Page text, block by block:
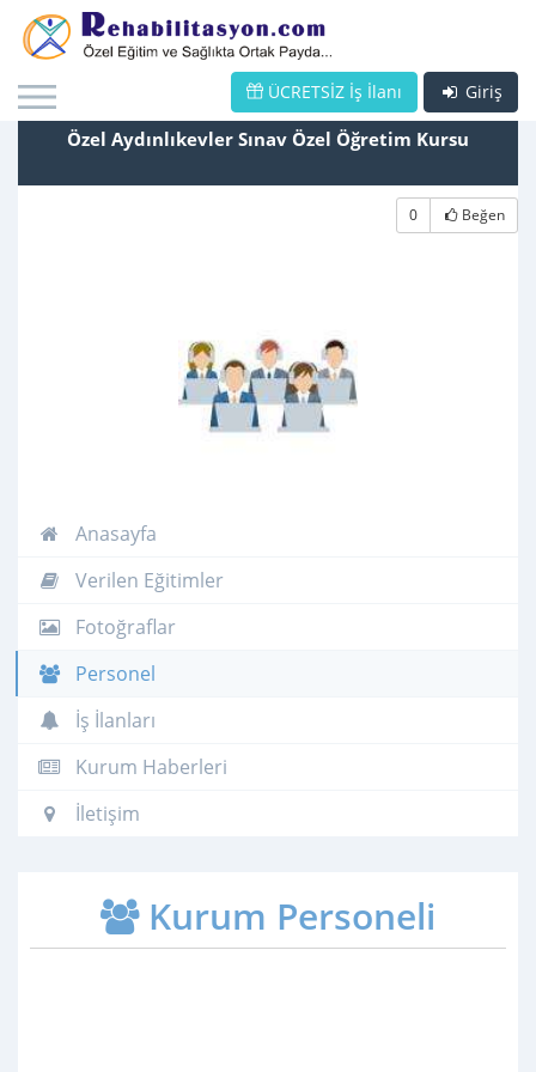
Giriş
ÜCRETSİZ İş İlanı
Özel Aydınlıkevler Sınav Özel Öğretim Kursu
0 Beğen
Anasayfa
Verilen Eğitimler
Fotoğraflar
Personel
İş İlanları
Kurum Haberleri
İletişim
Kurum Personeli